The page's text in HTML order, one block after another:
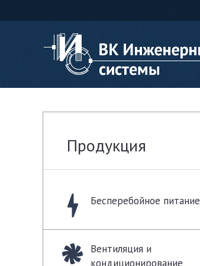
Продукция
Бесперебойное питание
Вентиляция и
кондиционирование